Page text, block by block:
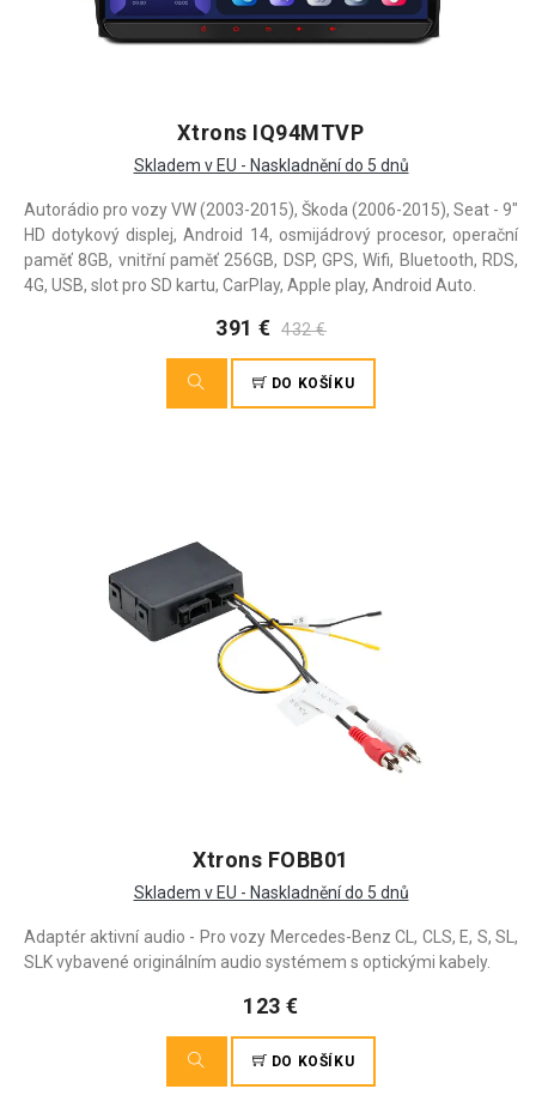
Xtrons IQ94MTVP
Skladem v EU - Naskladnění do 5 dnů
Autorádio pro vozy VW (2003-2015), Škoda (2006-2015), Seat - 9"
HD dotykový displej, Android 14, osmijádrový procesor, operační
paměť 8GB, vnitřní paměť 256GB, DSP, GPS, Wifi, Bluetooth, RDS,
4G, USB, slot pro SD kartu, CarPlay, Apple play, Android Auto.
391 € 432 €
DO KOŠÍKU
Xtrons FOBB01
Skladem v EU - Naskladnění do 5 dnů
Adaptér aktivní audio - Pro vozy Mercedes-Benz CL, CLS, E, S, SL,
SLK vybavené originálním audio systémem s optickými kabely.
123 €
DO KOŠÍKU